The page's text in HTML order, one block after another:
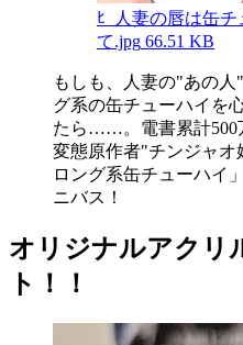
ﾋ_人妻の唇は缶
て.jpg 66.51 KB
もしも、人妻の"あの
グ系の缶チューハイを
たら……。電書累計500
変態原作者"チンジャオ
ロング系缶チューハイ
ニバス！
オリジナルアクリ
ト！！